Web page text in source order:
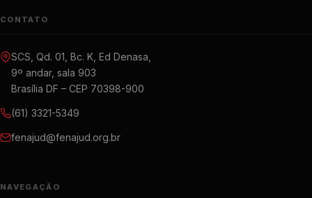
CONTATO
SCS, Qd. 01, Bc. K, Ed Denasa,
9º andar, sala 903
Brasília DF – CEP 70398-900
(61) 3321-5349
fenajud@fenajud.org.br
NAVEGAÇÃO